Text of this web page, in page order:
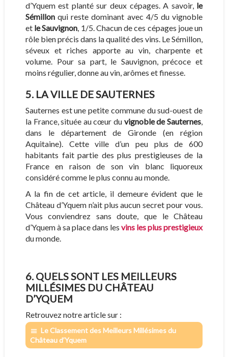
d’Yquem est planté sur deux cépages. A savoir, le
Sémillonqui reste dominant avec 4/5 du vignoble
et le Sauvignon, 1/5. Chacun de ces cépages joue un
rôle bien précis dans la qualité des vins. Le Sémillon,
séveux et riches apporte au vin, charpente et
volume. Pour sa part, le Sauvignon, précoce et
moins régulier, donne au vin, arômes et finesse.
5. LA VILLE DE SAUTERNES
Sauternes est une petite commune du sud-ouest de
la France, située au cœur du vignoble de Sauternes,
dans le département de Gironde (en région
Aquitaine). Cette ville d’un peu plus de 600
habitants fait partie des plus prestigieuses de la
France en raison de son vin blanc liquoreux
considéré comme le plus connu au monde.
A la fin de cet article, il demeure évident que le
Château d’Yquem n’ait plus aucun secret pour vous.
Vous conviendrez sans doute, que le Château
d’Yquem à sa place dans lesvins les plus prestigieux
du monde.
6. QUELS SONT LES MEILLEURS
MILLÉSIMES DU CHÂTEAU
D’YQUEM
Retrouvez notre article sur :
Le Classement des Meilleurs Millésimes du
Château d’Yquem